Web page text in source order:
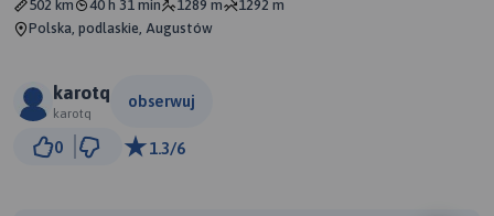
502 km 40 h 31 min 1289 m
1292 m
Polska, podlaskie, Augustów
karotq
karotq
obserwuj
0 1.3/6